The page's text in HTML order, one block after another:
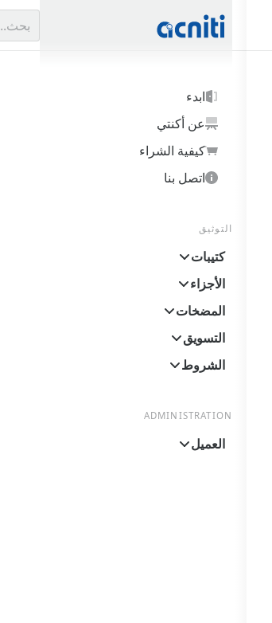
ابدء
عن أكنتي
كيفية الشراء
اتصل بنا
التوثيق
كتيبات
الأجزاء
المضخات
التسويق
الشروط
ADMINISTRATION
العميل
0
results found.